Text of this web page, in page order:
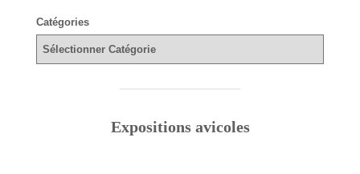
Catégories
Expositions avicoles